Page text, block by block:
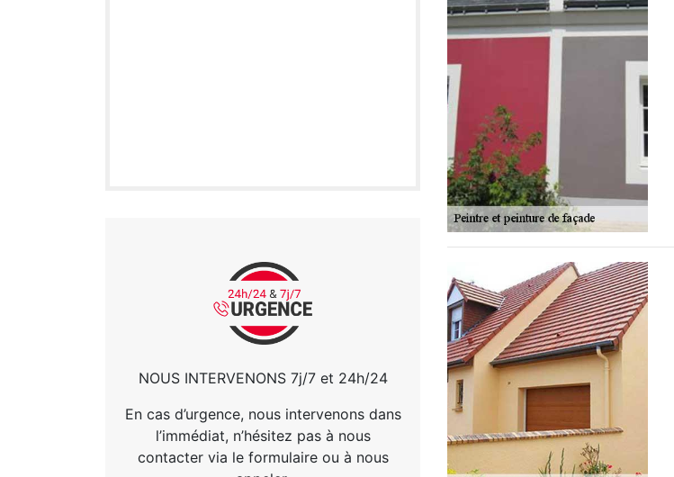
NOUS INTERVENONS 7j/7 et 24h/24
En cas d’urgence, nous intervenons dans
l’immédiat, n’hésitez pas à nous
contacter via le formulaire ou à nous